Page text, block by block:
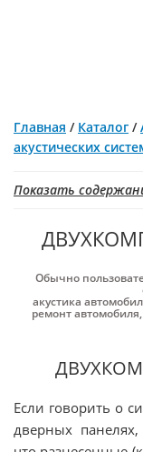
Главная / Каталог /
акустических
Показать
Обычно
акустика
ремонт автомобиля,
Если говорить о
дверных